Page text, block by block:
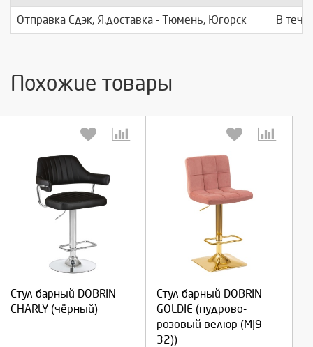
Отправка Сдэк, Я.доставка - Тюмень, Югорск В
Похожие товары
Стул барный DOBRIN
CHARLY (чёрный)
Продолжить
Стул барный DOBRIN
GOLDIE (пудрово-
розовый велюр (MJ9-
32))
Выберите количество:
Продолжить
Отмена